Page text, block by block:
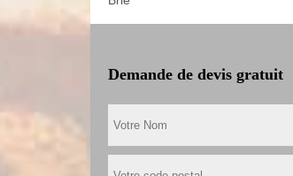
Demande de devis gratuit